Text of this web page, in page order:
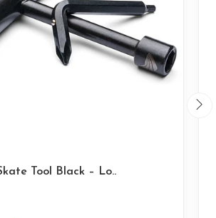
Tool Black – Lo..